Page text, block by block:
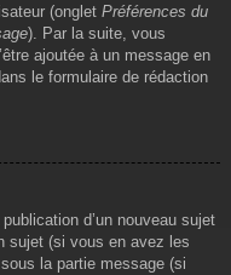
(onglet Préférences du
). Par la suite, vous
ajoutée à un message en
le formulaire de rédaction
d’un nouveau sujet
sujet (si vous en avez les
sous la partie message (si